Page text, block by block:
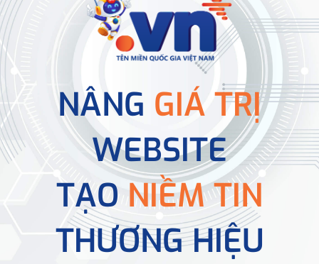
NÂNG GIÁ TRỊ
WEBSITE
TẠONIỀM TIN
THƯƠNG HIỆU